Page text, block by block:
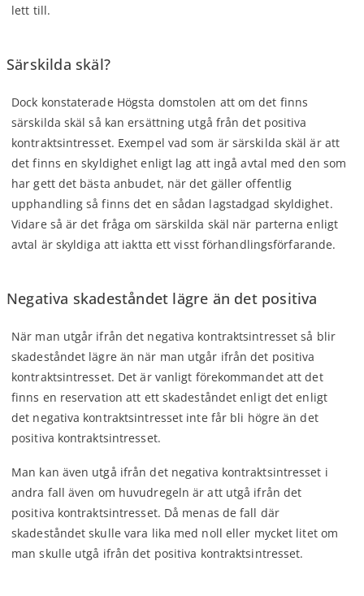
lett till.
Särskilda skäl?
Dock konstaterade Högsta domstolen att om det finns
särskilda skäl så kan ersättning utgå från det positiva
kontraktsintresset. Exempel vad som är särskilda skäl är att
det finns en skyldighet enligt lag att ingå avtal med den som
har gett det bästa anbudet, när det gäller offentlig
upphandling så finns det en sådan lagstadgad skyldighet.
Vidare så är det fråga om särskilda skäl när parterna enligt
avtal är skyldiga att iaktta ett visst förhandlingsförfarande.
Negativa skadeståndet lägre än det positiva
När man utgår ifrån det negativa kontraktsintresset så blir
skadeståndet lägre än när man utgår ifrån det positiva
kontraktsintresset. Det är vanligt förekommandet att det
finns en reservation att ett skadeståndet enligt det enligt
det negativa kontraktsintresset inte får bli högre än det
positiva kontraktsintresset.
Man kan även utgå ifrån det negativa kontraktsintresset i
andra fall även om huvudregeln är att utgå ifrån det
positiva kontraktsintresset. Då menas de fall där
skadeståndet skulle vara lika med noll eller mycket litet om
man skulle utgå ifrån det positiva kontraktsintresset.